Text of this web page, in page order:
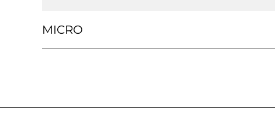
MICRO